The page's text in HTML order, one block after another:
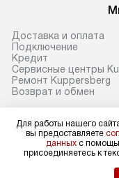
требуется
до двери квартиры
установки,
согласуйте это с
За данную услугу
внимание на
они не позволяют
через дверной
то сотрудники
Доставка и оплата
Подключение
Кредит
Сервисные центры
Ремонт Kuppersberg
Возврат и обмен
Для работы нашего
вы предоставляете
данных с
присоединяетесь к